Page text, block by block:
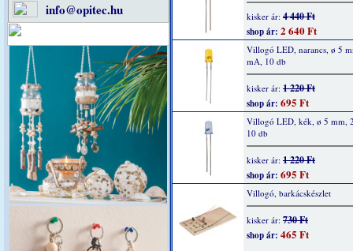
info@opitec.hu kisker ár: 4 440 Ft
shop ár: 2 640 Ft
Villogó LED, narancs, ø 5
mA, 10 db
kisker ár: 1 220 Ft
shop ár: 695 Ft
Villogó LED, kék, ø 5 mm,
10 db
kisker ár: 1 220 Ft
shop ár: 695 Ft
Villogó, barkácskészlet
kisker ár: 730 Ft
shop ár: 465 Ft